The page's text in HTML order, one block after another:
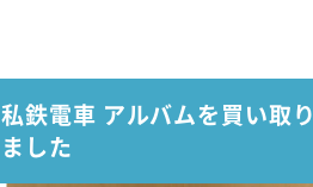
私鉄電車 アルバムを買い取り
ました